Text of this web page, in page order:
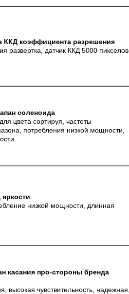
ККД коэффициента разрешения
развертка, датчик ККД 5000 пикселов.
соленоида
цвета сортируя, частоты
потребления низкой мощности,
низкой мощности, длинная
касания про-стороны бренда
высокая чувствительность, надежная,